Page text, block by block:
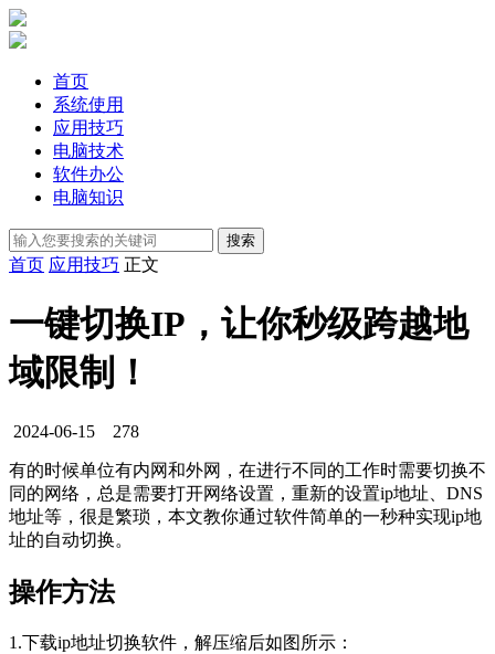
首页
系统使用
应用技巧
电脑技术
软件办公
电脑知识
首页 应用技巧 正文
一键切换IP，让你秒级跨越地
域限制！
2024-06-15 278
有的时候单位有内网和外网，在进行不同的工作时需要切换不
同的网络，总是需要打开网络设置，重新的设置ip地址、DNS
地址等，很是繁琐，本文教你通过软件简单的一秒种实现ip地
址的自动切换。
操作方法
1.下载ip地址切换软件，解压缩后如图所示：